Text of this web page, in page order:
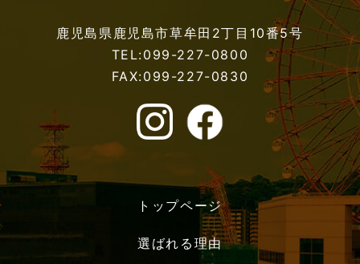
鹿児島県鹿児島市草牟田2丁目10番5号
TEL:099-227-0800
FAX:099-227-0830
トップページ
選ばれる理由